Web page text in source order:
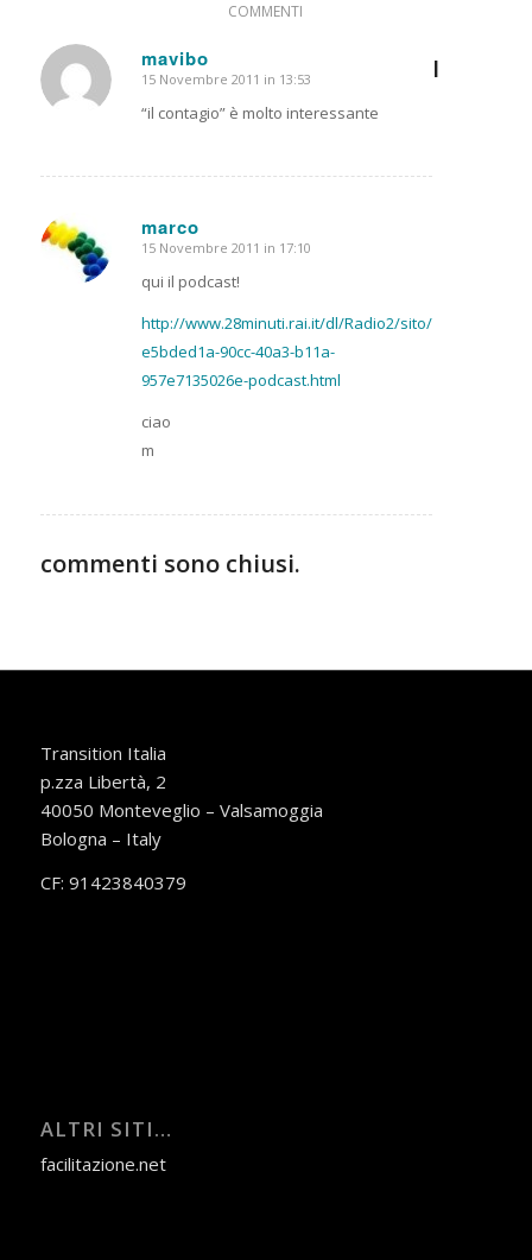
COMMENTI
mavibo
dice:
15 Novembre 2011 in 13:53
“il contagio” è molto interessante
marco
dice:
15 Novembre 2011 in 17:10
qui il podcast!
http://www.28minuti.rai.it/dl/Radio2/sito/
e5bded1a-90cc-40a3-b11a-
957e7135026e-podcast.html
ciao
m
I
commenti sono chiusi.
Transition Italia
p.zza Libertà, 2
40050 Monteveglio – Valsamoggia
Bologna – Italy
CF: 91423840379
ALTRI SITI…
facilitazione.net